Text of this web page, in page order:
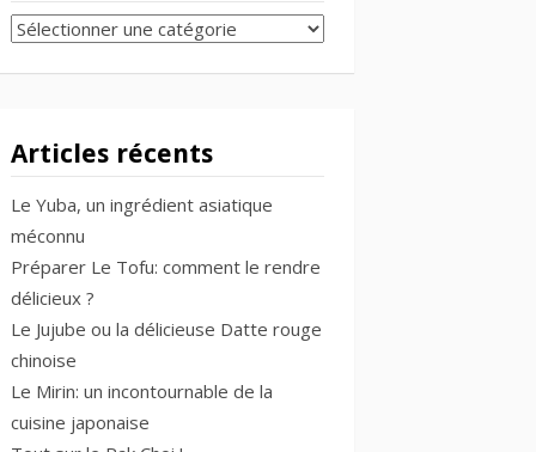
CATÉGORIES
Articles récents
Le Yuba, un ingrédient asiatique
méconnu
Préparer Le Tofu: comment le rendre
délicieux ?
Le Jujube ou la délicieuse Datte rouge
chinoise
Le Mirin: un incontournable de la
cuisine japonaise